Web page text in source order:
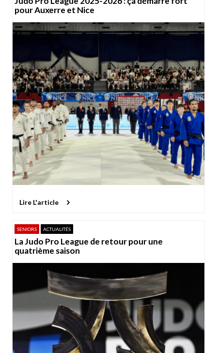
pour Auxerre et Nice
Lire L'article
SENIORS ACTUALITÉS
La Judo Pro League de retour pour une
quatrième saison